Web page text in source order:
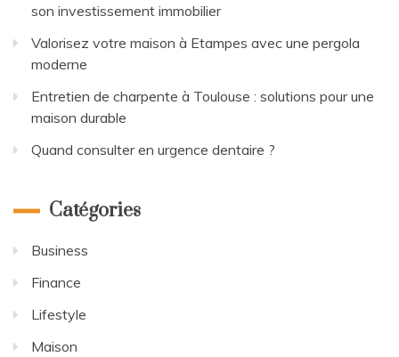
son investissement immobilier
Valorisez votre maison à Etampes avec une pergola
moderne
Entretien de charpente à Toulouse : solutions pour une
maison durable
Quand consulter en urgence dentaire ?
Catégories
Business
Finance
Lifestyle
Maison